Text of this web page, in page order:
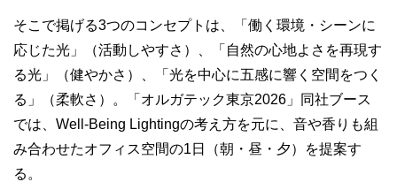
そこで掲げる3つのコンセプトは、「働く環境・シーンに
応じた光」（活動しやすさ）、「自然の心地よさを再現す
る光」（健やかさ）、「光を中心に五感に響く空間をつく
る」（柔軟さ）。「オルガテック東京2026 」同社ブース
では、 Well-Being Lightingの考え方を元に、音や香りも組
み合わせたオフィス空間の1 日（朝・昼・夕）を提案す
る。